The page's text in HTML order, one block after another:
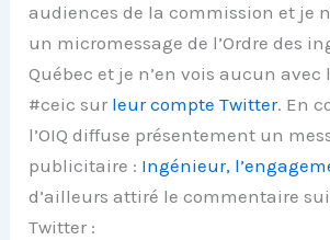
audiences de la commission et je
un micromessage de l’Ordre des
Québec et je n’en vois aucun
#ceic sur leur compte Twitter. En
l’OIQ diffuse présentement un
publicitaire : Ingénieur,
d’ailleurs attiré le commentaire
Twitter :